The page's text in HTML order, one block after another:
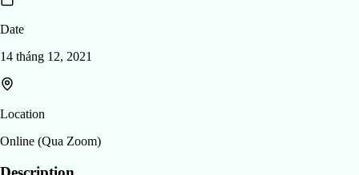
Date
14 tháng 12, 2021
Location
Online (Qua Zoom)